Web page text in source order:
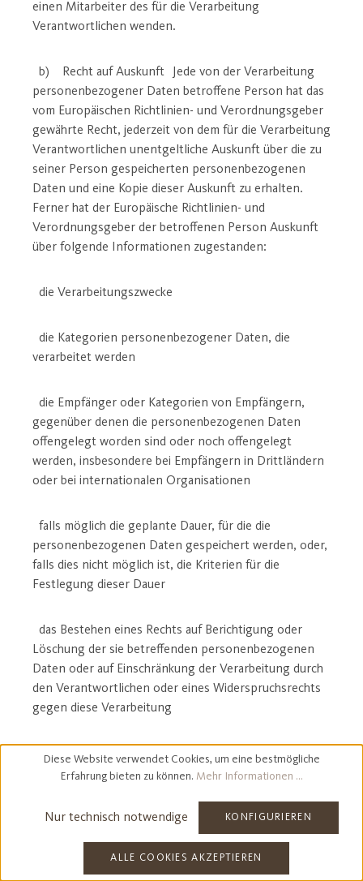
einen Mitarbeiter des für die Verarbeitung
Verantwortlichen wenden.
b) Recht auf Auskunft Jede von der Verarbeitung
personenbezogener Daten betroffene Person hat das
vom Europäischen Richtlinien- und Verordnungsgeber
gewährte Recht, jederzeit von dem für die Verarbeitung
Verantwortlichen unentgeltliche Auskunft über die zu
seiner Person gespeicherten personenbezogenen
Daten und eine Kopie dieser Auskunft zu erhalten.
Ferner hat der Europäische Richtlinien- und
Verordnungsgeber der betroffenen Person Auskunft
über folgende Informationen zugestanden:
die Verarbeitungszwecke
die Kategorien personenbezogener Daten, die
verarbeitet werden
die Empfänger oder Kategorien von Empfängern,
gegenüber denen die personenbezogenen Daten
offengelegt worden sind oder noch offengelegt
werden, insbesondere bei Empfängern in Drittländern
oder bei internationalen Organisationen
falls möglich die geplante Dauer, für die die
personenbezogenen Daten gespeichert werden, oder,
falls dies nicht möglich ist, die Kriterien für die
Festlegung dieser Dauer
das Bestehen eines Rechts auf Berichtigung oder
Löschung der sie betreffenden personenbezogenen
Daten oder auf Einschränkung der Verarbeitung durch
den Verantwortlichen oder eines Widerspruchsrechts
gegen diese Verarbeitung
das Bestehen eines Beschwerderechts bei einer
Aufsichtsbehörde
wenn die personenbezogenen Daten nicht bei der
betroffenen Person erhoben werden: Alle verfügbaren
Informationen über die Herkunft der Daten
Diese Website verwendet Cookies, um eine bestmögliche
Erfahrung bieten zu können. Mehr Informationen ...
Nur technisch notwendige KONFIGURIEREN
ALLE COOKIES AKZEPTIEREN